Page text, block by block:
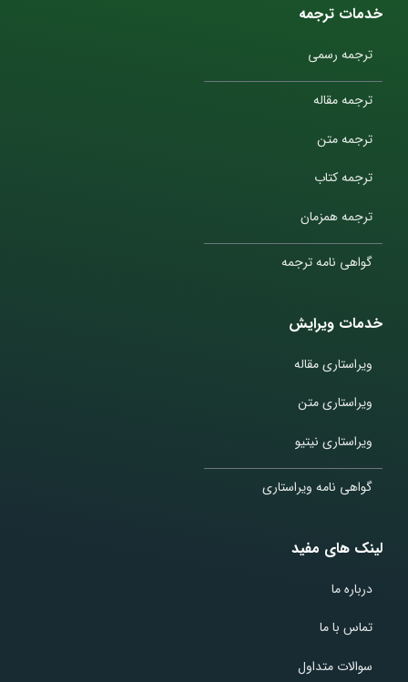
خدمات ترجمه
ترجمه رسمی
ترجمه مقاله
ترجمه متن
ترجمه کتاب
ترجمه همزمان
گواهی نامه ترجمه
خدمات ویرایش
ویراستاری مقاله
ویراستاری متن
ویراستاری نیتیو
گواهی نامه ویراستاری
لینک های مفید
درباره ما
تماس با ما
سوالات متداول